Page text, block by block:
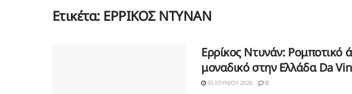
Ετικέτα: ΕΡΡΙΚΟΣ ΝΤΥΝΑΝ
Ερρίκος Ντυνάν: Ρομποτικό
μοναδικό στην Ελλάδα Da
25 ΙΟΥΝΊΟΥ 2026 0